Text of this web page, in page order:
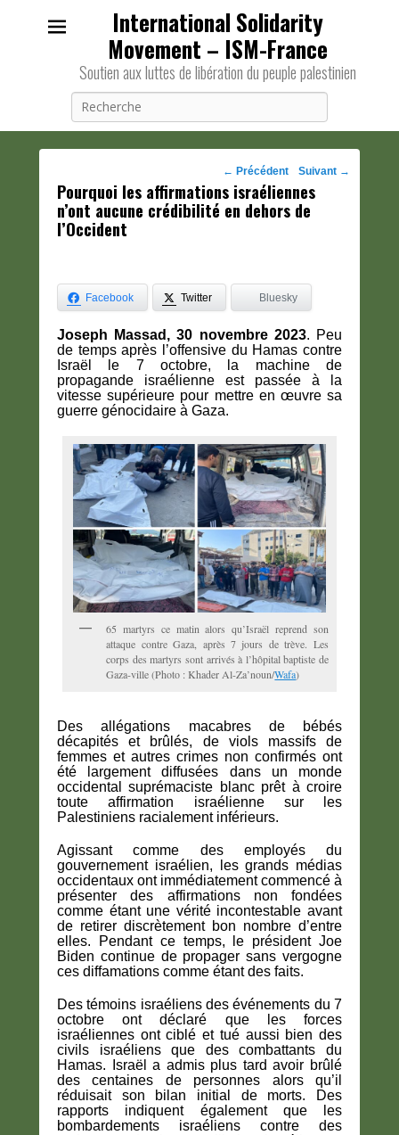
International Solidarity
Movement – ISM-France
Soutien aux luttes de libération du peuple palestinien
Navigation
des
← Précédent Suivant →
Pourquoi les affirmations israéliennes
n’ont aucune crédibilité en dehors de
l’Occident
Facebook Twitter Bluesky
Joseph Massad, 30 novembre 2023. Peu
de temps après l’offensive du Hamas contre
Israël le 7 octobre, la machine de
propagande israélienne est passée à la
vitesse supérieure pour mettre en œuvre sa
guerre génocidaire à Gaza.
65 martyrs ce matin alors qu’Israël reprend son
attaque contre Gaza, après 7 jours de trève. Les
corps des martyrs sont arrivés à l’hôpital baptiste de
Gaza-ville (Photo : Khader Al-Za’noun/Wafa)
Des allégations macabres de bébés
décapités et brûlés, de viols massifs de
femmes et autres crimes non confirmés ont
été largement diffusées dans un monde
occidental suprémaciste blanc prêt à croire
toute affirmation israélienne sur les
Palestiniens racialement inférieurs.
Agissant comme des employés du
gouvernement israélien, les grands médias
occidentaux ont immédiatement commencé à
présenter des affirmations non fondées
comme étant une vérité incontestable avant
de retirer discrètement bon nombre d’entre
elles. Pendant ce temps, le président Joe
Biden continue de propager sans vergogne
ces diffamations comme étant des faits.
Des témoins israéliens des événements du 7
octobre ont déclaré que les forces
israéliennes ont ciblé et tué aussi bien des
civils israéliens que des combattants du
Hamas. Israël a admis plus tard avoir brûlé
des centaines de personnes alors qu’il
réduisait son bilan initial de morts. Des
rapports indiquent également que les
bombardements israéliens contre des